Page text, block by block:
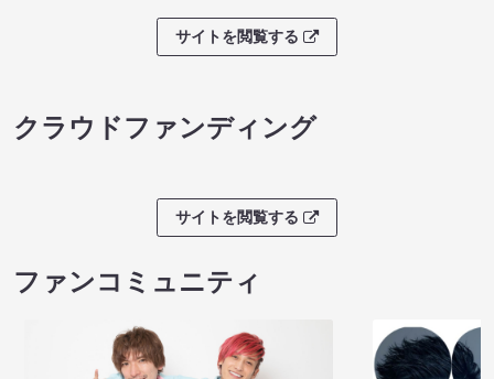
サイトを閲覧する
クラウドファンディング
サイトを閲覧する
ファンコミュニティ